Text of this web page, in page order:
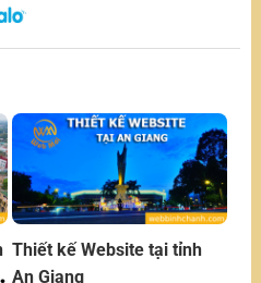
tư vấn các vấn đề về
Thiết kế Website tại tỉnh
An Giang